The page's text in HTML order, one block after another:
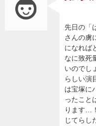
先日の「
さんの虜
になれば
なに致死
いのでし
らしい演
は宝塚に
ったこと
ります…
じてらし